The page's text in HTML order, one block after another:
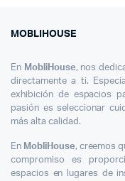
MOBLIHOUSE
En MobliHouse, nos
directamente a ti.
exhibición de espacios
pasión es seleccionar
más alta calidad.
En MobliHouse, creemos
compromiso es
espacios en lugares de